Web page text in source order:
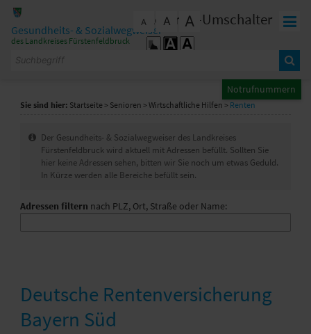
Zum Inhalt
Gesundheits- & Sozialwegweiser
des Landkreises Fürstenfeldbruck
A A A
Kontrast-Umschalter
Notrufnummern
Sie sind hier: Startseite> Senioren >Wirtschaftliche Hilfen > Renten
I
n
f
o
Der Gesundheits- & Sozialwegweiser des Landkreises
Fürstenfeldbruck wird aktuell mit Adressen befüllt. Sollten Sie
hier keine Adressen sehen, bitten wir Sie noch um etwas Geduld.
In Kürze werden alle Bereiche befüllt sein.
Adressen filtern nach PLZ, Ort, Straße oder Name:
Deutsche Rentenversicherung
Bayern Süd